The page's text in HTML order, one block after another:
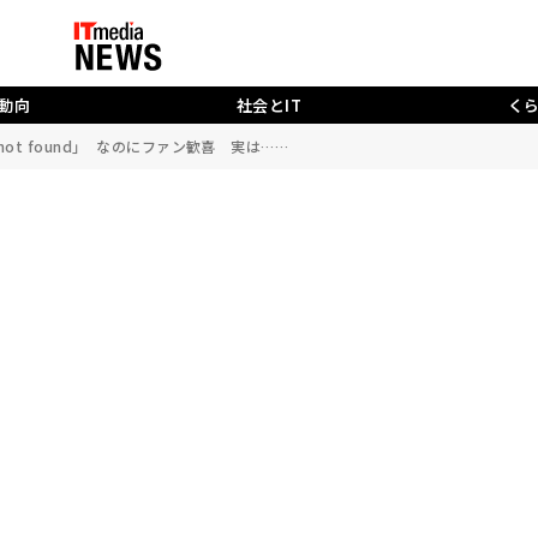
向 社会とIT く
not found」 なのにファン歓喜 実は……